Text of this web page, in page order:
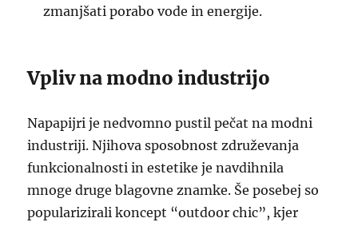
zmanjšati porabo vode in energije.
Vpliv na modno industrijo
Napapijri je nedvomno pustil pečat na modni
industriji. Njihova sposobnost združevanja
funkcionalnosti in estetike je navdihnila
mnoge druge blagovne znamke. Še posebej so
popularizirali koncept “outdoor chic”, kjer